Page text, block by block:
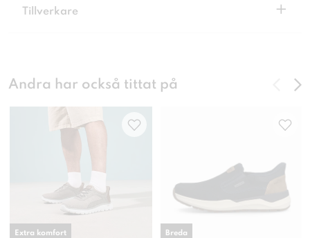
Tillverkare +
Andra har också tittat på
Extra komfort Breda